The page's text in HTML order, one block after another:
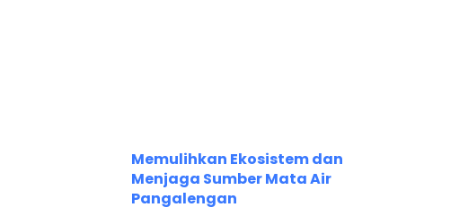
Memulihkan Ekosistem dan
Menjaga Sumber Mata Air
Pangalengan